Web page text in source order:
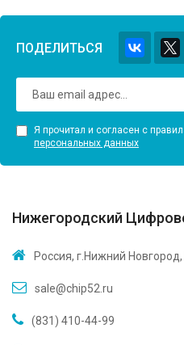
ПОДЕЛИТЬСЯ
Я прочитал и согласен с
персональных данных
Нижегородский
Россия, г.Нижний
sale@chip52.ru
(831) 410-44-99